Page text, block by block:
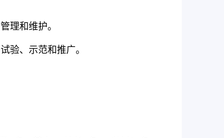
理和维护。
验、示范和推广。